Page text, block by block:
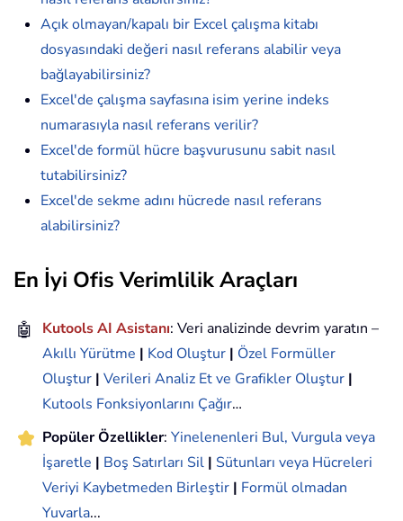
Açık olmayan/kapalı bir Excel çalışma kitabı
dosyasındaki değeri nasıl referans alabilir veya
bağlayabilirsiniz?
Excel'de çalışma sayfasına isim yerine indeks
numarasıyla nasıl referans verilir?
Excel'de formül hücre başvurusunu sabit nasıl
tutabilirsiniz?
Excel'de sekme adını hücrede nasıl referans
alabilirsiniz?
En İyi Ofis Verimlilik Araçları
🤖 Kutools AI Asistanı: Veri analizinde devrim yaratın –
Akıllı Yürütme | Kod Oluştur | Özel Formüller
Oluştur | Verileri Analiz Et ve Grafikler Oluştur |
Kutools Fonksiyonlarını Çağır…
Popüler Özellikler: Yinelenenleri Bul, Vurgula veya
İşaretle | Boş Satırları Sil | Sütunları veya Hücreleri
Veriyi Kaybetmeden Birleştir | Formül olmadan
Yuvarla...